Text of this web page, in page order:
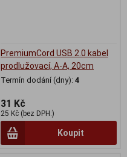
PremiumCord USB 2.0 kabel
prodlužovací, A-A, 20cm
Termín dodání (dny): 4
31 Kč
25 Kč (bez DPH:)
Koupit